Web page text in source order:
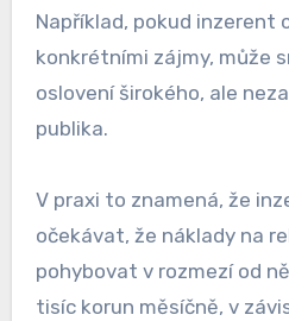
Například, pokud inzerent
konkrétními zájmy, může
oslovení širokého, ale
publika.
V praxi to znamená, že
očekávat, že náklady na
pohybovat v rozmezí od
tisíc korun měsíčně, v